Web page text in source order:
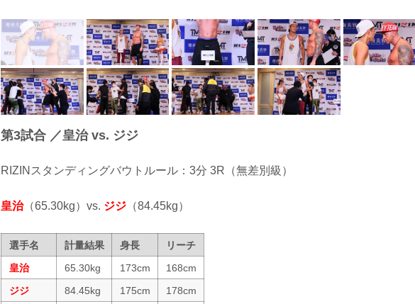
第3試合 ／皇治 vs. ジジ
RIZINスタンディングバウトルール：3分 3R（無差別級）
皇治（65.30kg）vs. ジジ （84.45kg）
選手名 計量結果 身長
リーチ
皇治
65.30kg 173cm
168cm
ジジ
84.45kg 175cm
178cm